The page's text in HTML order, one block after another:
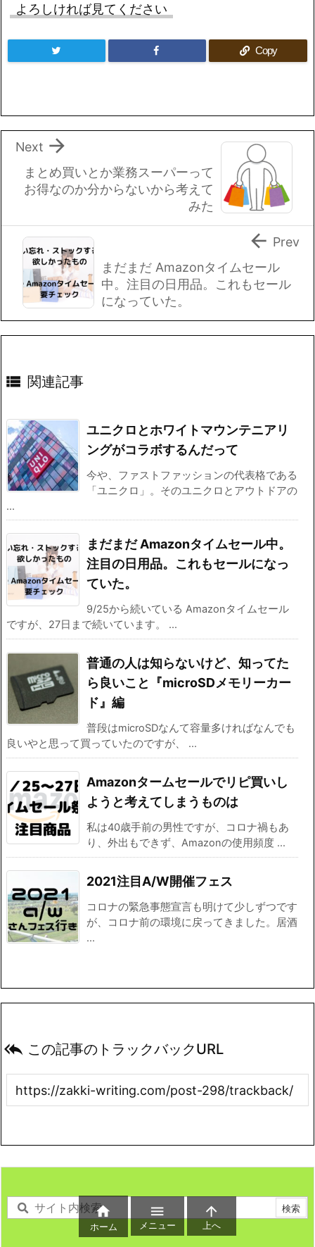
よろしければ見てください
Copy
まとめ買いとか業務スーパーって
お得なのか分からないから考えて
みた

Next
まだまだ Amazonタイムセール
中。注目の日用品。これもセール
になっていた。
 Prev
 関連記事
ユニクロとホワイトマウンテニアリ
ングがコラボするんだって
今や、ファストファッションの代表格である
「ユニクロ」。そのユニクロとアウトドアの
...
まだまだ Amazonタイムセール中。
注目の日用品。これもセールになっ
ていた。
9/25から続いている Amazonタイムセール
ですが、27日まで続いています。 ...
普通の人は知らないけど、知ってた
ら良いこと『microSDメモリーカー
ド』編
普段はmicroSDなんて容量多ければなんでも
良いやと思って買っていたのですが、 ...
Amazonタームセールでリピ買いし
ようと考えてしまうものは
私は40歳手前の男性ですが、コロナ禍もあ
り、外出もできず、Amazonの使用頻度 ...
2021注目A/W開催フェス
コロナの緊急事態宣言も明けて少しずつです
が、コロナ前の環境に戻ってきました。居酒
...
 この記事のトラックバックURL

ホーム

メニュー

上へ